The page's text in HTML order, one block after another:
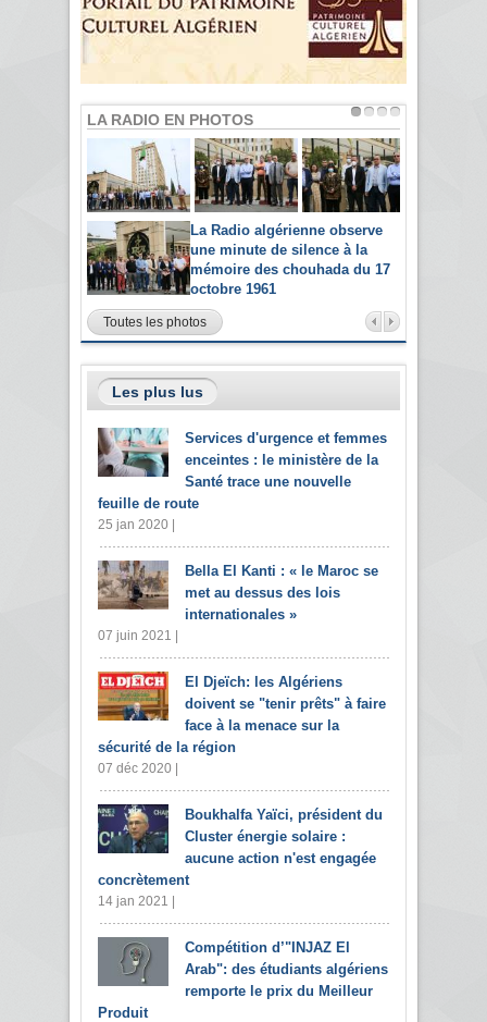
LA RADIO EN PHOTOS
La Radio algérienne observe
une minute de silence à la
mémoire des chouhada du 17
octobre 1961
Toutes les photos
Les plus lus
Services d'urgence et femmes
enceintes : le ministère de la
Santé trace une nouvelle
feuille de route
25 jan 2020 |
Bella El Kanti : « le Maroc se
met au dessus des lois
internationales »
07 juin 2021 |
El Djeïch: les Algériens
doivent se "tenir prêts" à faire
face à la menace sur la
sécurité de la région
07 déc 2020 |
Boukhalfa Yaïci, président du
Cluster énergie solaire :
aucune action n'est engagée
concrètement
14 jan 2021 |
Compétition d’"INJAZ El
Arab": des étudiants algériens
remporte le prix du Meilleur
Produit